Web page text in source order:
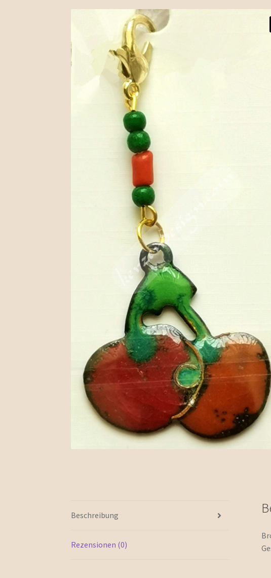
Beschreibung
Rezensionen (0)